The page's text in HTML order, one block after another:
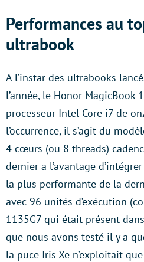
Performances au
ultrabook
A l’instar des ultrabooks
l’année, le Honor MagicBook
processeur Intel Core i7 de
l’occurrence, il s’agit du
4 cœurs (ou 8 threads)
dernier a l’avantage
la plus performante de la
avec 96 unités d’exécution
1135G7 qui était présent
que nous avons testé il y a
la puce Iris Xe n’exploitait